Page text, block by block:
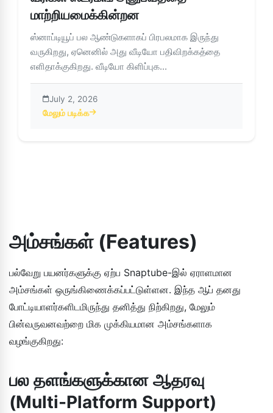
மாற்றியமைக்கின்றன
ஸ்னாப்டியூப் பல ஆண்டுகளாகப் பிரபலமாக இருந்து
வருகிறது, ஏனெனில் அது வீடியோ பதிவிறக்கத்தை
எளிதாக்குகிறது. வீடியோ கிளிப்புக...
July 2, 2026
மேலும் படிக்க
about ஸ்னாப்டியூப் செயலி: செயற்கை நுண்ணறிவு (AI)
அம்சங்கள் (Features)
பல்வேறு பயனர்களுக்கு ஏற்ப Snaptube-இல் ஏராளமான
அம்சங்கள் ஒருங்கிணைக்கப்பட்டுள்ளன. இந்த ஆப் தனது
போட்டியாளர்களிடமிருந்து தனித்து நிற்கிறது, மேலும்
பின்வருவனவற்றை மிக முக்கியமான அம்சங்களாக
வழங்குகிறது:
பல தளங்களுக்கான ஆதரவு
(Multi-Platform Support)